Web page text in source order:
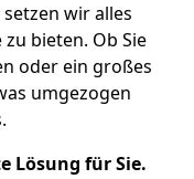
wir alles
bieten. Ob Sie
oder ein großes
umgezogen
Lösung für Sie.